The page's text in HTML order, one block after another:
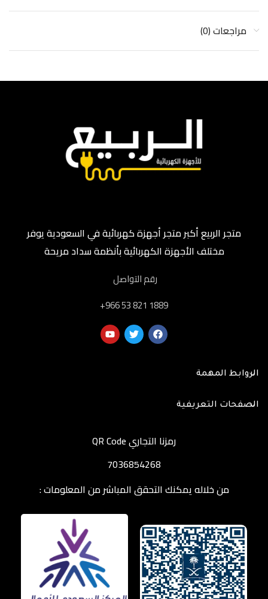
مراجعات (0)
متجر الربيع أكبر متجر أجهزة كهربائية في السعودية يوفر
مختلف الأجهزة الكهربائية بأنظمة سداد مريحة
رقم التواصل
‎+966 53 821 1889
الروابط المهمة
الصفحات التعريفية
رمزنا التجاري QR Code
7036854268
من خلاله يمكنك التحقق المباشر من المعلومات :